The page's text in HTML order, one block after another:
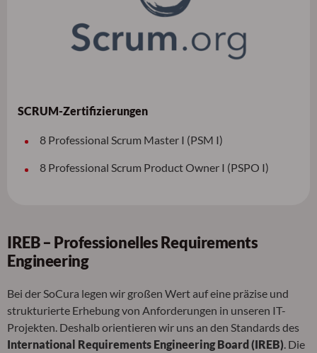
SCRUM-Zertifizierungen
8 Professional Scrum Master I (PSM I)
8 Professional Scrum Product Owner I (PSPO I)
IREB – Professionelles Requirements
Engineering
Bei der SoCura legen wir großen Wert auf eine präzise und
strukturierte Erhebung von Anforderungen in unseren IT-
Projekten. Deshalb orientieren wir uns an den Standards des
International Requirements Engineering Board (IREB) . Die